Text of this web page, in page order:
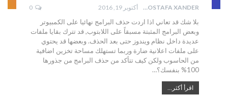
MOSTAFA XANDER أكتوبر 19, 2016 0
بلا شك قد تعاني اذا اردت حذف البرامج نهائيا على الكمبيوتر
وبعض البرامج المثبتة مسبقاً على اللابتوب, قد تترك بقايا ملفات
عديدة داخل نظام ويندوز حتى بعد الحذف. وبعضها قد يحتوي
على ملفات اعلانية ضارة وربما تستهلك مساحة تخزين اضافية
من الحاسوب ولكن كيف تتأكد من حذف البرامج من جذورها
100% بنفسك؟…
اقرأ أكثر...